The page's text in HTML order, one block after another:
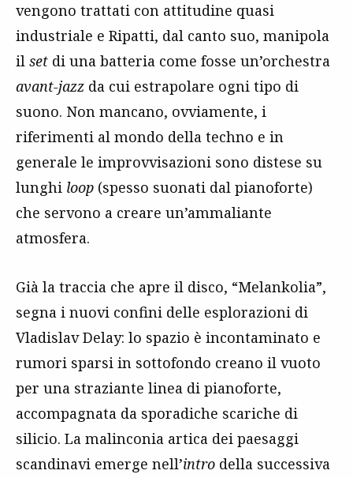
vengono trattati con attitudine quasi
industriale e Ripatti, dal canto suo, manipola
il set di una batteria come fosse un’orchestra
avant-jazz da cui estrapolare ogni tipo di
suono. Non mancano, ovviamente, i
riferimenti al mondo della techno e in
generale le improvvisazioni sono distese su
lunghi loop (spesso suonati dal pianoforte)
che servono a creare un’ammaliante
atmosfera.
Già la traccia che apre il disco, “Melankolia”,
segna i nuovi confini delle esplorazioni di
Vladislav Delay: lo spazio è incontaminato e
rumori sparsi in sottofondo creano il vuoto
per una straziante linea di pianoforte,
accompagnata da sporadiche scariche di
silicio. La malinconia artica dei paesaggi
scandinavi emerge nell’intro della successiva